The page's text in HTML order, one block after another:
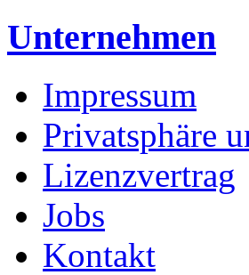
Unternehmen
Impressum
Privatsphäre
Lizenzvertrag
Jobs
Kontakt